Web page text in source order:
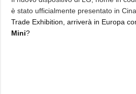
potete
da
pollici,
è stato ufficialmente presentato in
Trade Exhibition, arriverà in Europa
Mini?